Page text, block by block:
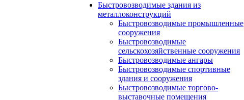
Быстровозводимые здания из
металлоконструкций
Быстровозводимые промышленные
сооружения
Быстровозводимые
сельскохозяйственные сооружения
Быстровозводимые ангары
Быстровозводимые спортивные
здания и сооружения
Быстровозводимые торгово-
выставочные помещения